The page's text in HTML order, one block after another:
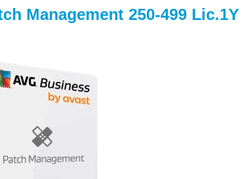
>
Management 250-499 Lic.1Y